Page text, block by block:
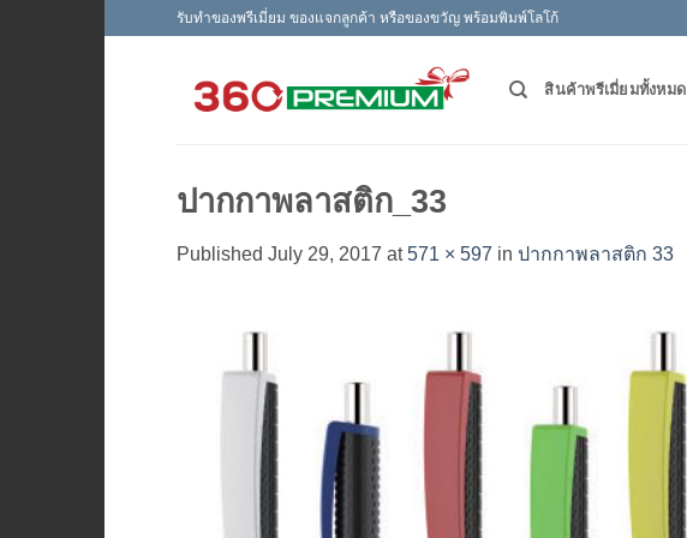
รับทำของพรีเมี่ยม ของแจกลูกค้า หรือของขวัญ พร้อมพิมพ์โลโก้
สินค้าพรีเมี่ยมทั้งหมด
ปากกาพลาสติก_33
Published July 29, 2017 at571 × 597 in ปากกาพลาสติก 33